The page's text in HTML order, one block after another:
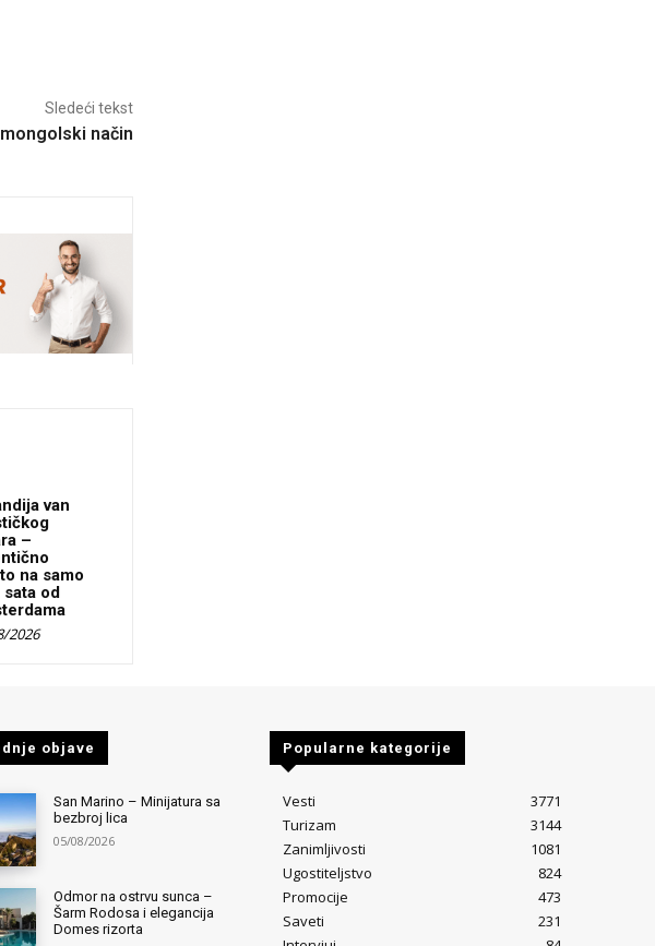
Sledeći tekst
način
van
–
na samo
sata od
2026
objave
San Marino – Minijatura sa
bezbroj lica
05/08/2026
Odmor na ostrvu sunca –
Šarm Rodosa i elegancija
Domes rizorta
Popularne kategorije
Vesti
3771
Turizam
3144
Zanimljivosti
1081
Ugostiteljstvo
824
Promocije
473
Saveti
231